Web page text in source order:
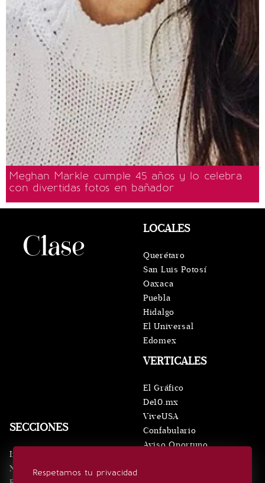
Meghan Markle cumple 45 años y lo celebra
con divertidas fotos en bañador
Respetamos tu privacidad
SECCIONES
Inicio
Noticias
VERTICALES
El Gráfico
De10.mx
ViveUSA
Confabulario
Aviso Oportuno
LOCALES
Querétaro
San Luis Potosí
Oaxaca
Puebla
Hidalgo
El Universal
Edomex